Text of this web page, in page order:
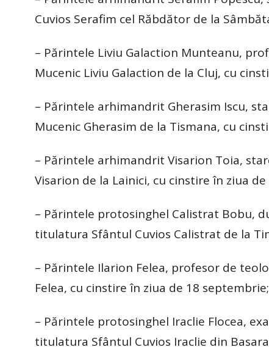
Cuvios Serafim cel Răbdător de la
– Părintele Liviu Galaction Munteanu,
Mucenic Liviu Galaction de la Cluj, cu
– Părintele arhimandrit Gherasim Iscu,
Mucenic Gherasim de la Tismana, cu
– Părintele arhimandrit Visarion Toia,
Visarion de la Lainici, cu cinstire în ziua
– Părintele protosinghel Calistrat Bobu,
titulatura Sfântul Cuvios Calistrat de la
– Părintele Ilarion Felea, profesor de
Felea, cu cinstire în ziua de 18 septembrie;
– Părintele protosinghel Iraclie Flocea,
titulatura Sfântul Cuvios Iraclie din